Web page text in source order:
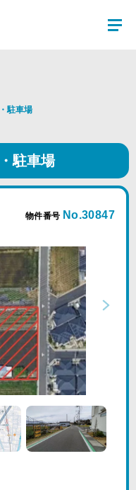
16日(日)まで休業とさせていた
駐車場
駐車場
物件番号 No.30847